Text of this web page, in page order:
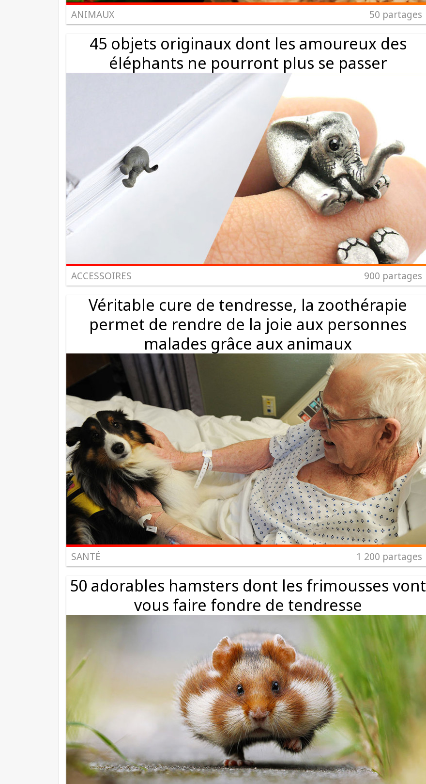
ANIMAUX 50 partages
45 objets originaux dont les amoureux des
éléphants ne pourront plus se passer
ACCESSOIRES 900 partages
Véritable cure de tendresse, la zoothérapie
permet de rendre de la joie aux personnes
malades grâce aux animaux
SANTÉ 1 200 partages
50 adorables hamsters dont les frimousses vont
vous faire fondre de tendresse